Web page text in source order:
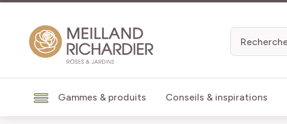
Gammes & produits Conseils & inspirations